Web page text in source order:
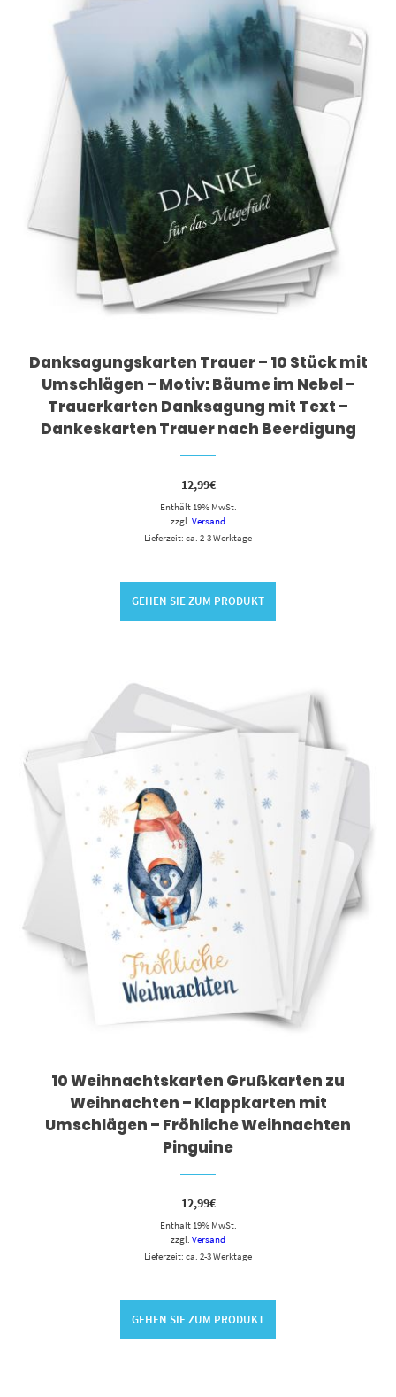
Danksagungskarten Trauer – 10 Stück mit
Umschlägen – Motiv: Bäume im Nebel –
Trauerkarten Danksagung mit Text –
Dankeskarten Trauer nach Beerdigung
12,99€
Enthält 19% MwSt.
zzgl. Versand
Lieferzeit: ca. 2-3 Werktage
GEHEN SIE ZUM PRODUKT
10 Weihnachtskarten Grußkarten zu
Weihnachten – Klappkarten mit
Umschlägen – Fröhliche Weihnachten
Pinguine
12,99€
Enthält 19% MwSt.
zzgl. Versand
Lieferzeit: ca. 2-3 Werktage
GEHEN SIE ZUM PRODUKT